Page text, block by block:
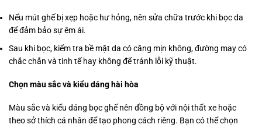
Nếu mút ghế bị xẹp hoặc hư hỏng, nên sửa chữa trước khi bọc da
để đảm bảo sự êm ái.
Sau khi bọc, kiểm tra bề mặt da có căng mịn không, đường may có
chắc chắn và tinh tế hay không để tránh lỗi kỹ thuật.
Chọn màu sắc và kiểu dáng hài hòa
Màu sắc và kiểu dáng bọc ghế nên đồng bộ với nội thất xe hoặc
theo sở thích cá nhân để tạo phong cách riêng. Bạn có thể chọn